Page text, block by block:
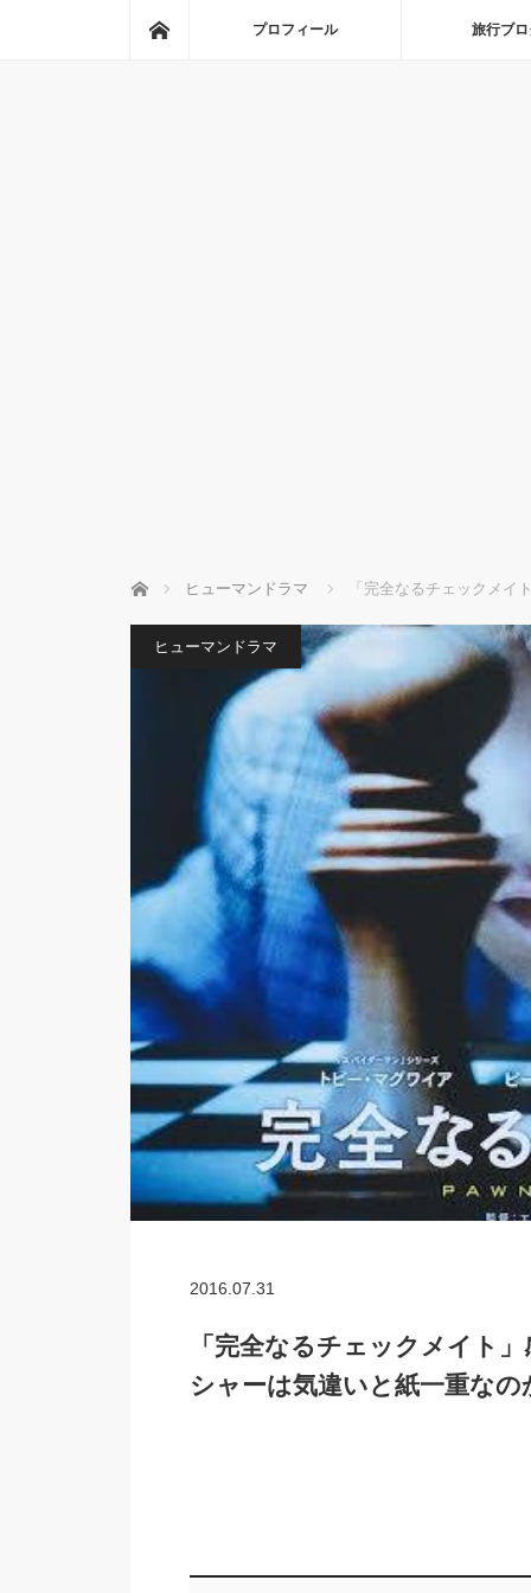
プロフィール 旅行ブ
ホーム ヒューマンドラマ 「完全なるチェックメイ
ヒューマンドラマ
2016.07.31
「完全なるチェックメイト
シャーは気違いと紙一重なの